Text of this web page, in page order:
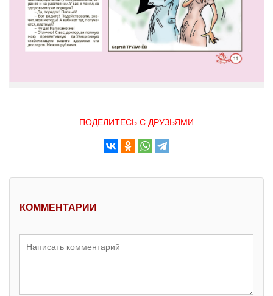
ПОДЕЛИТЕСЬ С ДРУЗЬЯМИ
КОММЕНТАРИИ